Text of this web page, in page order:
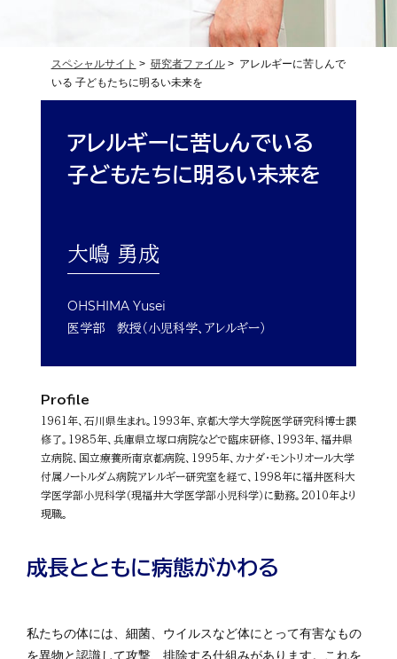
スペシャルサイト > 研究者ファイル> アレルギーに苦しんで
いる 子どもたちに明るい未来を
アレルギーに苦しんでいる
子どもたちに明るい未来を
大嶋 勇成
OHSHIMA Yusei
医学部 教授（小児科学、アレルギー）
Profile
1961年、石川県生まれ。1993年、京都大学大学院医学研究科博士課
修了。1985年、兵庫県立塚口病院などで臨床研修、1993年、福井県
立病院、国立療養所南京都病院、1995年、カナダ・モントリオール大学
付属ノートルダム病院アレルギー研究室を経て、1998年に福井医科大
学医学部小児科学（現福井大学医学部小児科学）に勤務。2010年より
現職。
成長とともに病態がかわる
私たちの体には、細菌、ウイルスなど体にとって有害なもの
を異物と認識して攻撃、排除する仕組みがあります。これを